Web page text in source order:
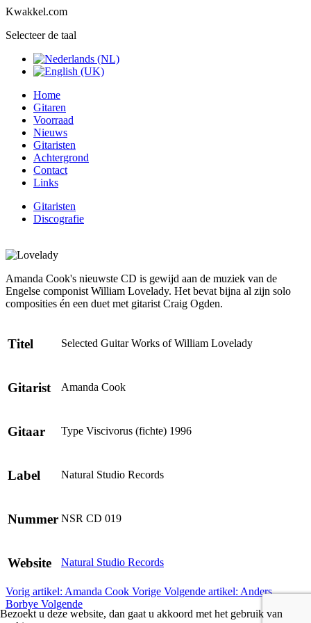
Kwakkel.com
Selecteer de taal
Home
Gitaren
Voorraad
Nieuws
Gitaristen
Achtergrond
Contact
Links
Gitaristen
Discografie
Amanda Cook's nieuwste CD is gewijd aan de muziek van de
Engelse componist William Lovelady. Het bevat bijna al zijn solo
composities én een duet met gitarist Craig Ogden.
Titel Selected Guitar Works of William Lovelady
Gitarist Amanda Cook
Gitaar Type Viscivorus (fichte) 1996
Label Natural Studio Records
Nummer NSR CD 019
Website Natural Studio Records
Vorig artikel: Amanda Cook Vorige Volgende artikel: Anders
Borbye Volgende
Bezoekt u deze website, dan gaat u akkoord met het gebruik van